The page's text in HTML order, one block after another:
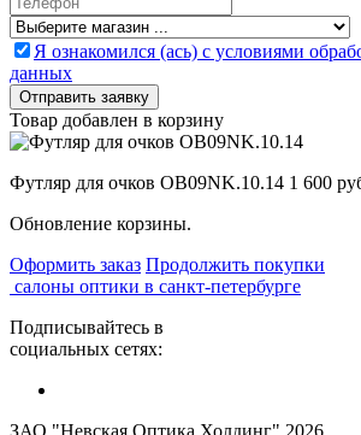
Я ознакомился (ась) с условиями
данных
Товар добавлен в корзину
Футляр для очков OB09NK.10.14 1 600
Обновление корзины.
Оформить заказ Продолжить покупки
салоны оптики в санкт-петербурге
Подписывайтесь в
социальных сетях:
ЗАО "Невская Оптика Холдинг" 2026